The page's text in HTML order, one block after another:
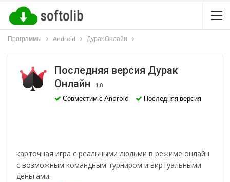
Программы Android Дурак Онлайн
Последняя версия Дурак
Онлайн
1.8
Совместим с Android Последняя версия
карточная игра с реальными людьми в режиме онлайн
с возможным командным турниром и виртуальными
деньгами.